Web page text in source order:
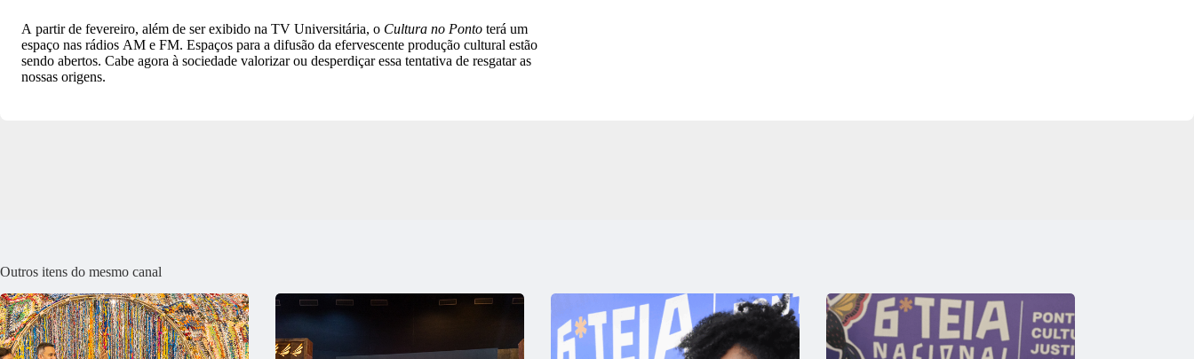
A partir de fevereiro, além de ser exibido na TV Universitária, o Cultura no Ponto terá um
espaço nas rádios AM e FM. Espaços para a difusão da efervescente produção cultural estão
sendo abertos. Cabe agora à sociedade valorizar ou desperdiçar essa tentativa de resgatar as
nossas origens.
Outros itens do mesmo canal